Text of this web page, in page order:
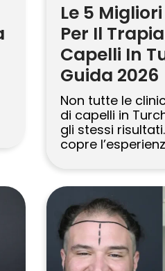
Le 5
Per Il
Capelli In
Guida 2026
Non tutte le
di capelli in
gli stessi
copre
aiutarti a
diventata un
turismo
per le
capelli. La
chirurghi
[…]